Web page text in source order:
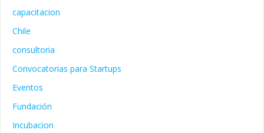
capacitacion
Chile
consultoria
Convocatorias para Startups
Eventos
Fundación
Incubacion